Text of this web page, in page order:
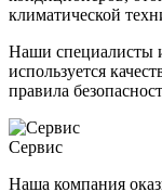
климатической
Наши специалисты
используется
правила
Сервис
Наша компания